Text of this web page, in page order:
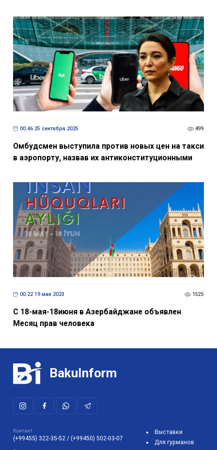
00:46 25 сентября 2025 499
Омбудсмен выступила против новых цен на такси
в аэропорту, назвав их антиконституционными
00:22 19 мая 2023 1525
С 18-мая-18июня в Азербайджане объявлен
Месяц прав человека
BakuInform
Контакт:
(+99455) 322-35-52 / (+99450) 502-03-07
Выставки
Для гурманов